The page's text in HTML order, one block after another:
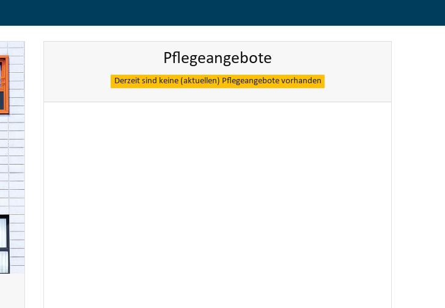
Pflegeangebote
Derzeit sind keine (aktuellen) Pflegeangebote vorhanden